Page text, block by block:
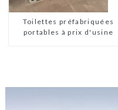
Toilettes préfabriquées
portables à prix d'usine